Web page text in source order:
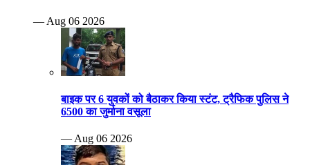
— Aug 06 2026
बाइक पर 6 युवकों को बैठाकर किया स्टंट, ट्रैफिक पुलिस ने
6500 का जुर्माना वसूला
— Aug 06 2026